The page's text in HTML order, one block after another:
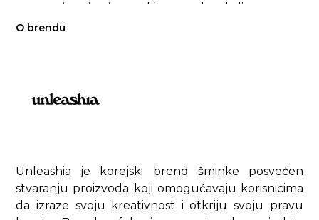
moisturization and leaves a lovely lip
stain, all topped off with a dewy, glowy
O brendu
Unleashia je korejski brend šminke posvećen
stvaranju proizvoda koji omogućavaju korisnicima
da izraze svoju kreativnost i otkriju svoju pravu